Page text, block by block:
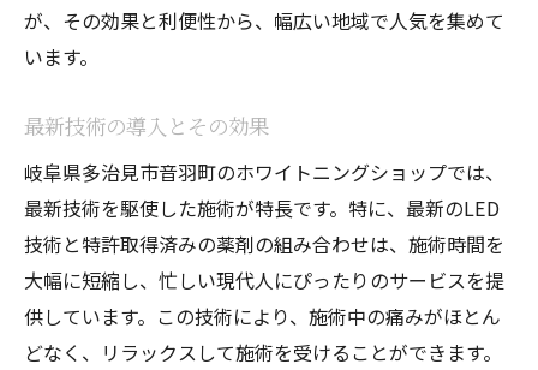
が、その効果と利便性から、幅広い地域で人気を集めて
います。
最新技術の導入とその効果
岐阜県多治見市音羽町のホワイトニングショップでは、
最新技術を駆使した施術が特長です。特に、最新のLED
技術と特許取得済みの薬剤の組み合わせは、施術時間を
大幅に短縮し、忙しい現代人にぴったりのサービスを提
供しています。この技術により、施術中の痛みがほとん
どなく、リラックスして施術を受けることができます。